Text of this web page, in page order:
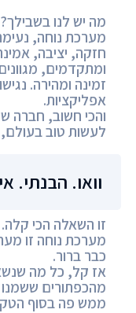
מה יש לנו בשבילך?
מערכת נוחה,
חזקה, יציבה,
ומתקדמים,
זמינה ומהירה.
אפליקציות.
והכי חשוב, חברה
לעשות טוב
וואו. הבנתי.
זו השאלה הכי קלה.
מערכת נוחה זו
כבר ברור.
אז קל, כל מה
מהכפתורים
ממש פה בסוף